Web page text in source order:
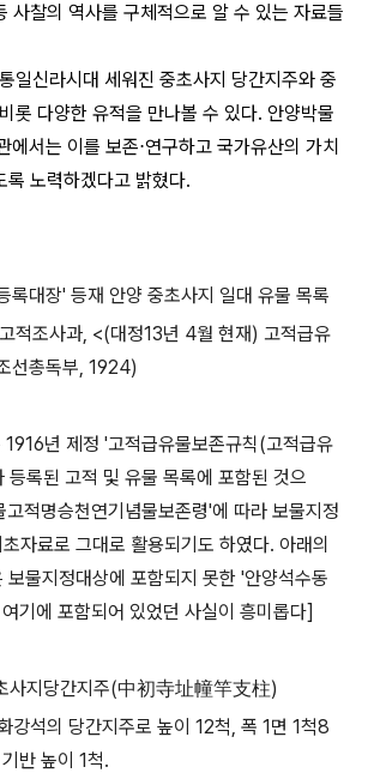
사찰의 역사를 구체적으로 알 수 있는 자료들
일신라시대 세워진 중초사지 당간지주와 중
롯 다양한 유적을 만나볼 수 있다. 안양박물
에서는 이를 보존⋅연구하고 국가유산의 가치
록 노력하겠다고 밝혔다.
록대장' 등재 안양 중초사지 일대 유물 목록
적조사과, <(대정13년 4월 현재) 고적급유
선총독부, 1924)
1916년 제정 '고적급유물보존규칙(고적급유
등록된 고적 및 유물 목록에 포함된 것으
고적명승천연기념물보존령'에 따라 보물지정
자료로 그대로 활용되기도 하였다. 아래의
보물지정대상에 포함되지 못한 '안양석수동
기에 포함되어 있었던 사실이 흥미롭다]
사지당간지주(中初寺址幢竿支柱)
강석의 당간지주로 높이 12척, 폭 1면 1척8
반 높이 1척.